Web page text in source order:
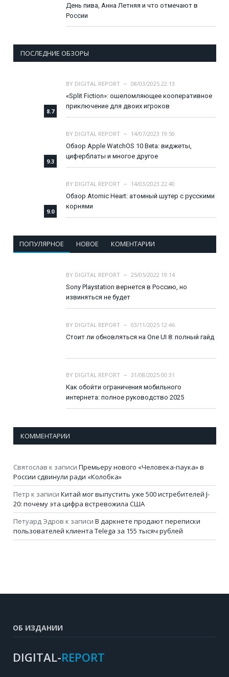
День пива, Анна Летняя и что отмечают в
России
ПОСЛЕДНИЕ ОБЗОРЫ
8.7
BY DIGITAL REPORT
08/03/2025 22:13
«Split Fiction»: ошеломляющее кооперативное
приключение для двоих игроков
9.3
BY DIGITAL REPORT
14/07/2023 19:50
Обзор Apple WatchOS 10 Beta: виджеты,
циферблаты и многое другое
9.0
BY DIGITAL REPORT
14/03/2023 22:40
Обзор Atomic Heart: атомный шутер с русскими
корнями
ПОПУЛЯРНОЕ НОВОЕ КОМЕНТАРИИ
BY DIGITAL REPORT
25/05/2022 19:14
Sony Playstation вернется в Россию, но
извиняться не будет
BY DIGITAL REPORT
03/11/2025 12:46
Стоит ли обновляться на One UI 8: полный гайд
BY DIGITAL REPORT
31/08/2025 00:31
Как обойти ограничения мобильного
интернета: полное руководство 2025
КОММЕНТАРИИ
Святослав к записи Премьеру нового «Человека-паука» в
России сдвинули ради «Колобка»
Петр к записи Китай мог выпустить уже 500 истребителей J-
20: почему эта цифра встревожила США
Петуард Эдров к записи В даркнете продают переписки
пользователей клиента Telega за 155 тысяч рублей
ОБ ИЗДАНИИ
DIGITAL-REPORT